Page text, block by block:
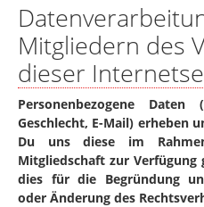
Mitgliedern des
dieser
Personenbezogene
Geschlecht, E-Mail) erheben
Du uns diese im
Mitgliedschaft zur
dies für die Begründung
oder Änderung des